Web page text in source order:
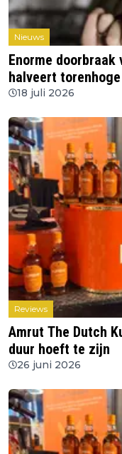
Nieuws
Enorme
halveert
18 juli 2026
Reviews
Amrut The Dutch
duur hoeft te zijn
26 juni 2026